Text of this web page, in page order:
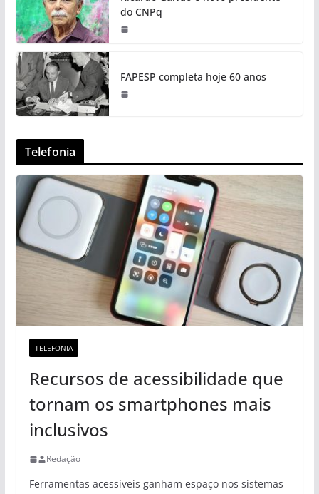
do CNPq
FAPESP completa hoje 60 anos
Telefonia
TELEFONIA
Recursos de acessibilidade que
tornam os smartphones mais
inclusivos
Redação
Ferramentas acessíveis ganham espaço nos sistemas